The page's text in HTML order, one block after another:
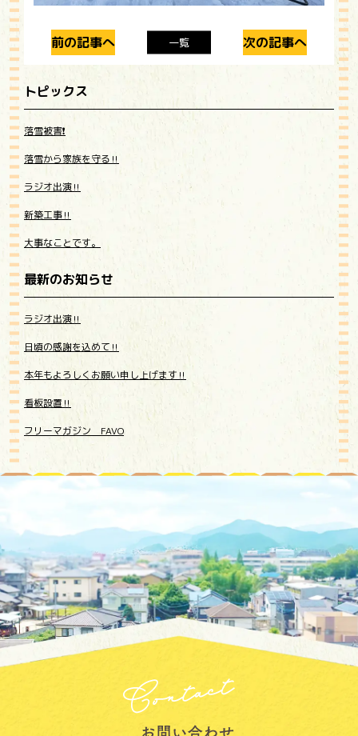
前の記事へ 一覧 次の記事へ
トピックス
落雪被害❗️
落雪から家族を守る‼️
ラジオ出演‼️
新築工事‼️
大事なことです。
最新のお知らせ
ラジオ出演‼️
日頃の感謝を込めて‼️
本年もよろしくお願い申し上げます‼️
看板設置‼️
フリーマガジン FAVO